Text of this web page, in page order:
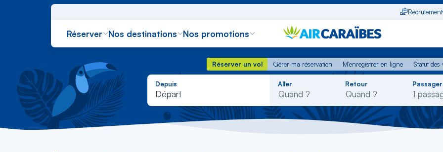
Recrutement
Réserver Nos destinations Nos promotions
Réserver un vol Gérer ma réservation M'enregistrer en ligne
Statut
Réserver un vol
Gérer ma réservation M'enregistrer en ligne Statut des
Depuis
Départ
Rechercher
dans
liste
Aller Retour